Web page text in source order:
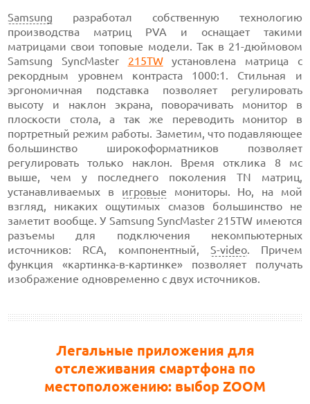
Samsung разработал собственную технологию
производства матриц PVA и оснащает такими
матрицами свои топовые модели. Так в 21-дюймовом
Samsung SyncMaster 215TWустановлена матрица с
рекордным уровнем контраста 1000:1. Стильная и
эргономичная подставка позволяет регулировать
высоту и наклон экрана, поворачивать монитор в
плоскости стола, а так же переводить монитор в
портретный режим работы. Заметим, что подавляющее
большинство широкоформатников позволяет
регулировать только наклон. Время отклика 8 мс
выше, чем у последнего поколения TN матриц,
устанавливаемых в игровые мониторы. Но, на мой
взгляд, никаких ощутимых смазов большинство не
заметит вообще. У Samsung SyncMaster 215TW имеются
разъемы для подключения некомпьютерных
источников: RCA, компонентный, S-video. Причем
функция «картинка-в-картинке» позволяет получать
изображение одновременно с двух источников.
Легальные приложения для
отслеживания смартфона по
местоположению: выбор ZOOM